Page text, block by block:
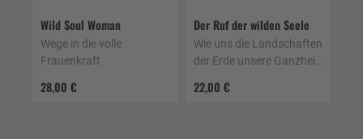
Wild Soul Woman
28,00 €
Wege in die volle
Frauenkraft
Der Ruf der wilden Seele
22,00 €
Wie uns die Landschaften
der Erde unsere Ganzheit